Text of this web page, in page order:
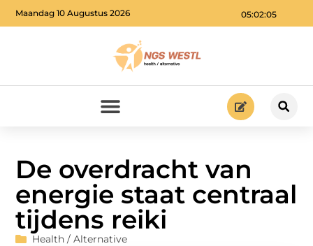
05:02:06
Maandag 10 Augustus 2026
De overdracht van
energie staat centraal
tijdens reiki
Health / Alternative